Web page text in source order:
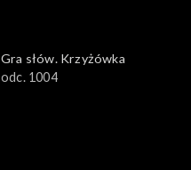
Gra słów. Krzyżówka
odc. 1004